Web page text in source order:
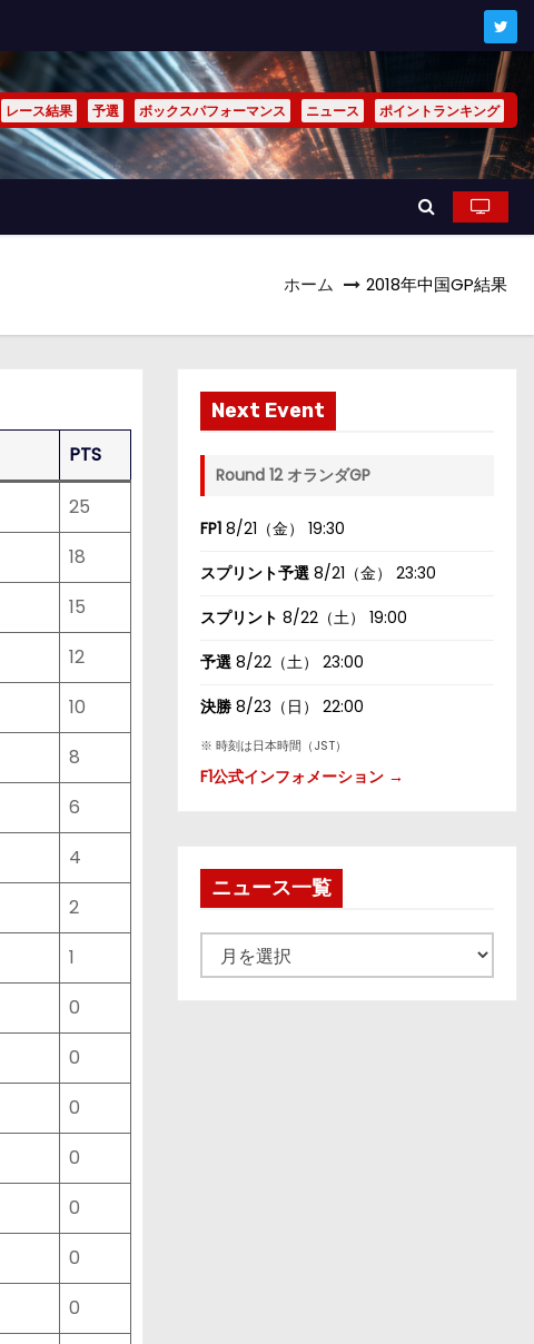
レース結果 予選 ボックスパフォーマンス ニュース ポイントランキング
ホーム 2018年中国GP結果
PTS
25
18
15
12
10
8
6
4
2
1
0
0
0
0
0
0
0
Next Event
Round 12 オランダGP
FP1 8/21（金） 19:30
スプリント予選 8/21（金） 23:30
スプリント 8/22（土） 19:00
予選 8/22（土） 23:00
決勝 8/23（日） 22:00
※ 時刻は日本時間（JST）
F1公式インフォメーション →
ニュース一覧
ュ